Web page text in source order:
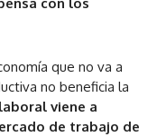
que no va a
no beneficia la
viene a
de trabajo de